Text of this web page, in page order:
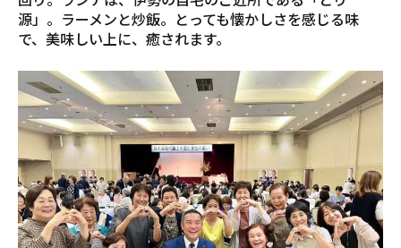
源」。ラーメンと炒飯。とっても懐かしさを感じる味
で、美味しい上に、癒されます。